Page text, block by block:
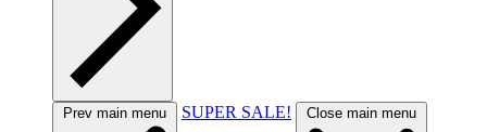
Prev main menu SUPER SALE! Close main menu